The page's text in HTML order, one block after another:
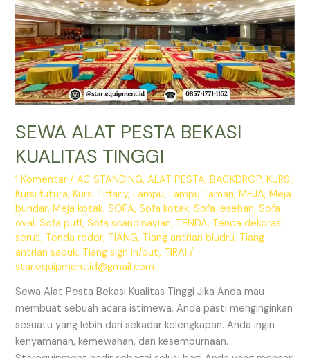
SEWA ALAT PESTA BEKASI
KUALITAS TINGGI
1 Komentar /AC STANDING,ALAT PESTA,BACKDROP,KURSI,
Kursi futura,Kursi Tiffany,Lampu,Lampu Taman,MEJA,Meja
bundar,Meja kotak,SOFA,Sofa kotak,Sofa lesehan,Sofa
oval,Sofa puff,Sofa scandinavian, TENDA, Tenda dekorasi
serut, Tenda roder, TIANG, Tiang antrian bludru, Tiang
antrian sabuk, Tiang sign in/out, TIRAI /
star.equipment.id@gmail.com
Sewa Alat Pesta Bekasi Kualitas Tinggi Jika Anda mau
membuat sebuah acara istimewa, Anda pasti menginginkan
sesuatu yang lebih dari sekadar kelengkapan. Anda ingin
kenyamanan, kemewahan, dan kesempurnaan.